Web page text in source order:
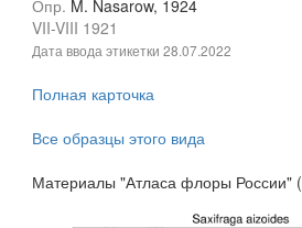
Опр. M. Nasarow, 1924
VII-VIII 1921
Дата ввода этикетки 28.07.2022
Полная карточка
Все образцы этого вида
Материалы "Атласа флоры России" (